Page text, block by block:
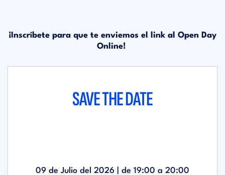
¡Inscríbete para que te enviemos el link al Open Day
Online!
SAVE THE DATE
09 de Julio del 2026 | de 19:00 a 20:00